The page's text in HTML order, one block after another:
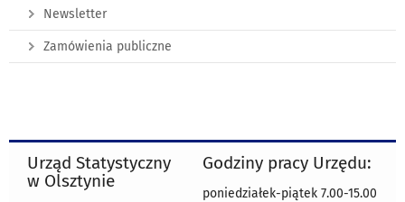
Newsletter
Zamówienia publiczne
Urząd Statystyczny
w Olsztynie
Godziny pracy Urzędu:
poniedziałek-piątek 7.00-15.00